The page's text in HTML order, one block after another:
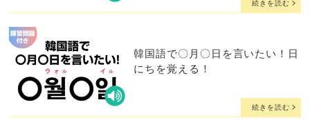
続きを読む
韓国語で〇月〇日を言いたい！日
にちを覚える！
続きを読む